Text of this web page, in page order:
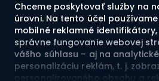
Chceme poskytovať služby na
úrovni. Na tento účel
mobilné reklamné
správne fungovanie webovej
vášho súhlasu – aj na
personalizáciu reklám, t. j.
personalizovaného obsahu a
Doprava do:
© 2026